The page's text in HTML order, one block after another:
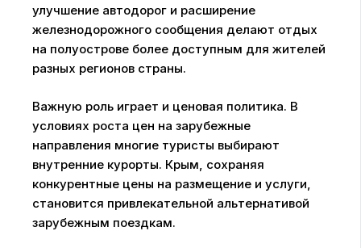
улучшение автодорог и расширение
железнодорожного сообщения делают отдых
на полуострове более доступным для жителей
разных регионов страны.
Важную роль играет и ценовая политика. В
условиях роста цен на зарубежные
направления многие туристы выбирают
внутренние курорты. Крым, сохраняя
конкурентные цены на размещение и услуги,
становится привлекательной альтернативой
зарубежным поездкам.